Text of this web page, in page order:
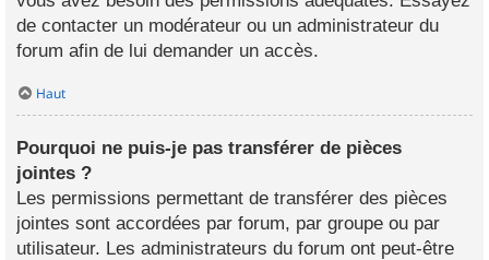
de contacter un modérateur ou un administrateur du
forum afin de lui demander un accès.
Haut
Pourquoi ne puis-je pas transférer de pièces
jointes ?
Les permissions permettant de transférer des pièces
jointes sont accordées par forum, par groupe ou par
utilisateur. Les administrateurs du forum ont peut-être